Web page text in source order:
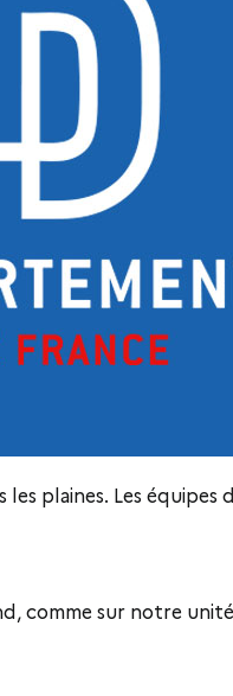
plaines. Les
comme sur notre